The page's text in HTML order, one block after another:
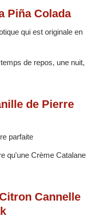
Piña Colada
qui est originale en
de repos, une nuit,
de Pierre
parfaite
qu'une Crème Catalane
Cannelle